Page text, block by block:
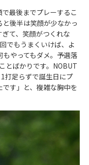
最後までプレーするこ
後半は笑顔が少なかっ
て、笑顔がつくれな
でもうまくいけば、よ
もやってもダメ。予選落
とばかりです。NOBUT
打足らずで誕生日にプ
す」と、複雑な胸中を